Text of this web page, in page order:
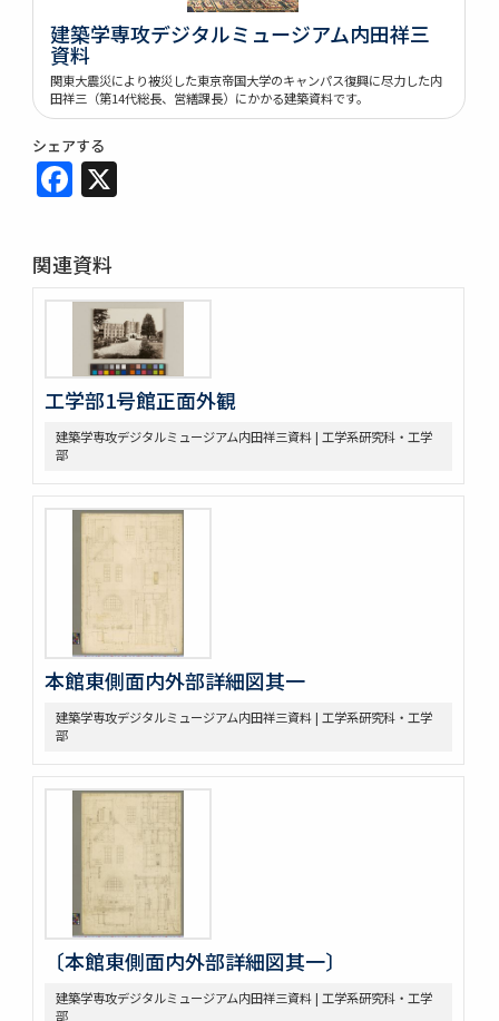
建築学専攻デジタルミュージアム内田祥三
資料
関東大震災により被災した東京帝国大学のキャンパス復興に尽力した内
田祥三（第14代総長、営繕課長）にかかる建築資料です。
シェアする
Facebook
関連資料
工学部1号館正面外観
建築学専攻デジタルミュージアム内田祥三資料 | 工学系研究科・工学
部
本館東側面内外部詳細図其一
建築学専攻デジタルミュージアム内田祥三資料 | 工学系研究科・工学
部
〔本館東側面内外部詳細図其一〕
建築学専攻デジタルミュージアム内田祥三資料 | 工学系研究科・工学
部